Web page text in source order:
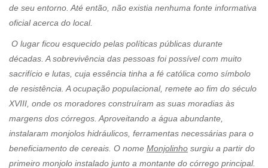
de seu entorno. Até então, não existia nenhuma fonte informativa
oficial acerca do local.
O lugar ficou esquecido pelas políticas públicas durante
décadas. A sobrevivência das pessoas foi possível com muito
sacrifício e lutas, cuja essência tinha a fé católica como símbolo
de resistência. A ocupação populacional, remete ao fim do século
XVIII, onde os moradores construíram as suas moradias às
margens dos córregos. Aproveitando a água abundante,
instalaram monjolos hidráulicos, ferramentas necessárias para o
beneficiamento de cereais. O nome Monjolinho surgiu a partir do
primeiro monjolo instalado junto a montante do córrego principal.